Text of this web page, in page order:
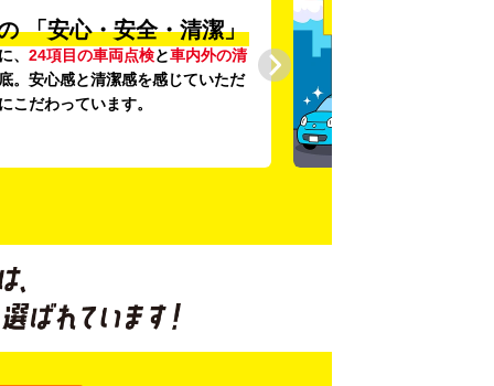
「安心・安全・清潔」
、 24項目の車両点検と車内外の清
。安心感と清潔感を感じていただ
こだわっています。